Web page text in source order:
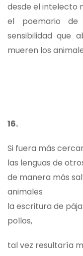
desde el intelecto
el poemario
sensibilidad que
mueren los
16.
Si fuera más
las lenguas de
de manera más
animales
la escritura de
pollos,
tal vez resultaría